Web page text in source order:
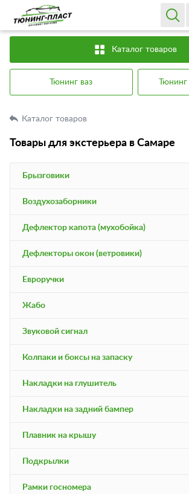
Каталог товаров
Тюнинг ваз
Каталог товаров
Товары для экстерьера в Самаре
Брызговики
Воздухозаборники
Дефлектор капота (мухобойка)
Дефлекторы окон (ветровики)
Евроручки
Жабо
Звуковой сигнал
Колпаки и боксы на запаску
Накладки на глушитель
Накладки на задний бампер
Плавник на крышу
Подкрылки
Рамки госномера